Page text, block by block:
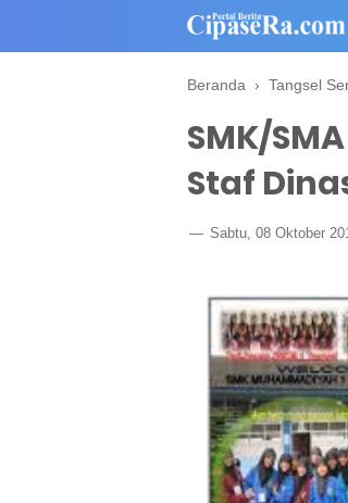
Beranda › Tangsel
SMK/
Staf
Sabtu, 08 Oktober